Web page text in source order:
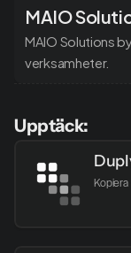
MAIO
MAIO Solutions
verksamheter.
Upptäck: